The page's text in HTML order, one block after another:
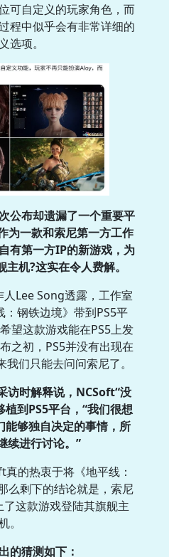
可自定义的玩家角色，而
程中似乎会有非常详细的
选项。
公布却遗漏了一个重要平
为一款和索尼第一方工作
有第一方IP的新游戏，为
机?这实在令人费解。
Lee Song透露，工作室
：钢铁边境》带到PS5平
望这款游戏能在PS5上发
之初，PS5并没有出现在
们只能去问问索尼了。
访时解释说，NCSoft“没
到PS5平台，“我们很想
能够独自决定的事情，所
续进行讨论。”
的热衷于将《地平线：
么剩下的结论就是，索尼
这款游戏登陆其旗舰主
。
的猜测如下：